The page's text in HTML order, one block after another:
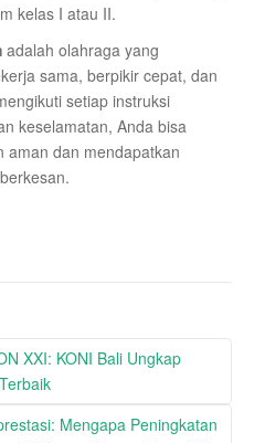
kelas I atau II.
adalah olahraga yang
sama, berpikir cepat, dan
setiap instruksi
keselamatan, Anda bisa
aman dan mendapatkan
XXI: KONI Bali Ungkap
Mengapa Peningkatan